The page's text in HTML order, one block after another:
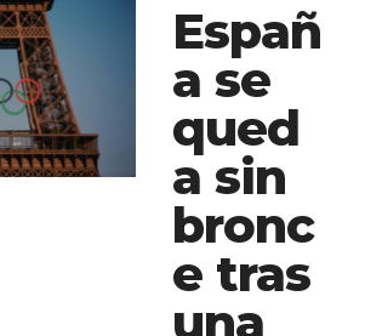
Españ
a se
qued
a sin
bronc
e tras
una